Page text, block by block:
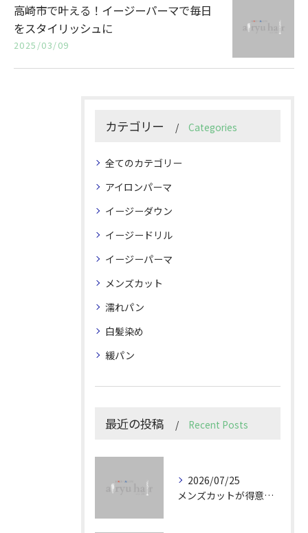
高崎市で叶える！イージーパーマで毎日
をスタイリッシュに
2025/03/09
カテゴリー Categories
全てのカテゴリー
アイロンパーマ
イージーダウン
イージードリル
イージーパーマ
メンズカット
濡れパン
白髪染め
緩パン
最近の投稿 Recent Posts
2026/07/25
メンズカットが得意な群馬県高崎市で鏡に向かうのが楽しくなる秘訣